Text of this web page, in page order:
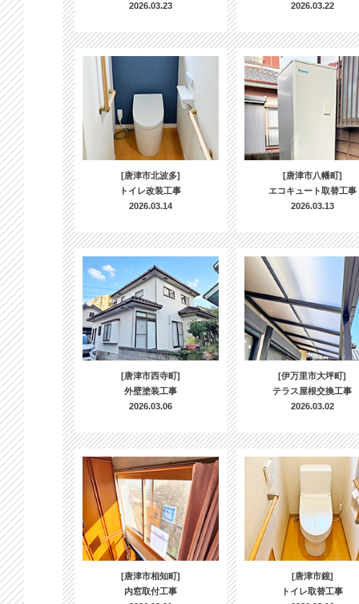
2026.03.23
2026.03.22
[唐津市北波多]
トイレ改装工事
2026.03.14
[唐津市八幡町]
エコキュート取替工事
2026.03.13
[唐津市西寺町]
外壁塗装工事
2026.03.06
[伊万里市大坪町]
テラス屋根交換工事
2026.03.02
[唐津市相知町]
内窓取付工事
[唐津市鏡]
トイレ取替工事